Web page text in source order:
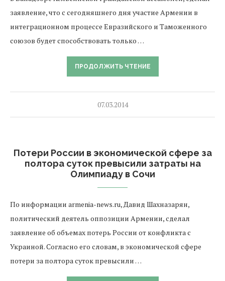
заявление, что с сегодняшнего дня участие Армении в
интеграционном процессе Евразийского и Таможенного
союзов будет способствовать только …
ПРОДОЛЖИТЬ ЧТЕНИЕ
07.03.2014
Потери России в экономической сфере за
полтора суток превысили затраты на
Олимпиаду в Сочи
По информации armenia-news.ru, Давид Шахназарян,
политический деятель оппозиции Армении, сделал
заявление об объемах потерь России от конфликта с
Украиной. Согласно его словам, в экономической сфере
потери за полтора суток превысили …